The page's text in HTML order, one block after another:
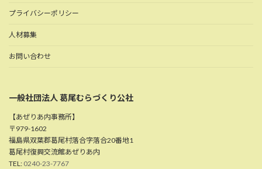
プライバシーポリシー
人材募集
お問い合わせ
一般社団法人 葛尾むらづくり公社
【あぜりあ内事務所】
〒979-1602
福島県双葉郡葛尾村落合字落合20番地1
葛尾村復興交流館あぜりあ内
TEL: 0240-23-7767